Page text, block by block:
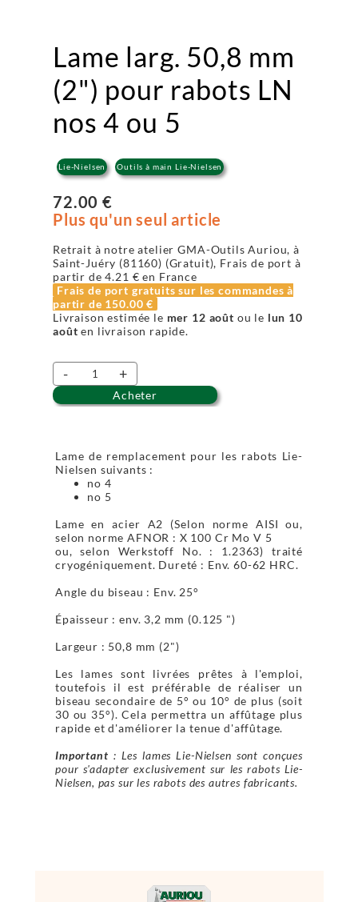
Lame larg. 50,8 mm
(2") pour rabots LN
nos 4 ou 5
Lie-Nielsen Outils à main Lie-Nielsen
72.00 €
Plus qu'un seul article
Retrait à notre atelier GMA-Outils Auriou, à
Saint-Juéry (81160) (Gratuit), Frais de port à
partir de4.21 € en France
Frais de port gratuits sur les commandes à
partir de 150.00 €
Livraison estimée le mer 12 août ou le lun 10
août en livraison rapide.
- +
Acheter
Lame de remplacement pour les rabots Lie-
Nielsen suivants :
no 4
no 5
Lame en acier A2 (Selon norme AISI ou,
selon norme AFNOR : X 100 Cr Mo V 5
ou, selon Werkstoff No. : 1.2363) traité
cryogéniquement. Dureté : Env. 60-62 HRC.
Angle du biseau : Env. 25°
Épaisseur : env. 3,2 mm (0.125 ")
Largeur : 50,8 mm (2")
Les lames sont livrées prêtes à l'emploi,
toutefois il est préférable de réaliser un
biseau secondaire de 5° ou 10° de plus (soit
30 ou 35°). Cela permettra un affûtage plus
rapide et d'améliorer la tenue d'affûtage.
Important : Les lames Lie-Nielsen sont conçues
pour s'adapter exclusivement sur les rabots Lie-
Nielsen, pas sur les rabots des autres fabricants.